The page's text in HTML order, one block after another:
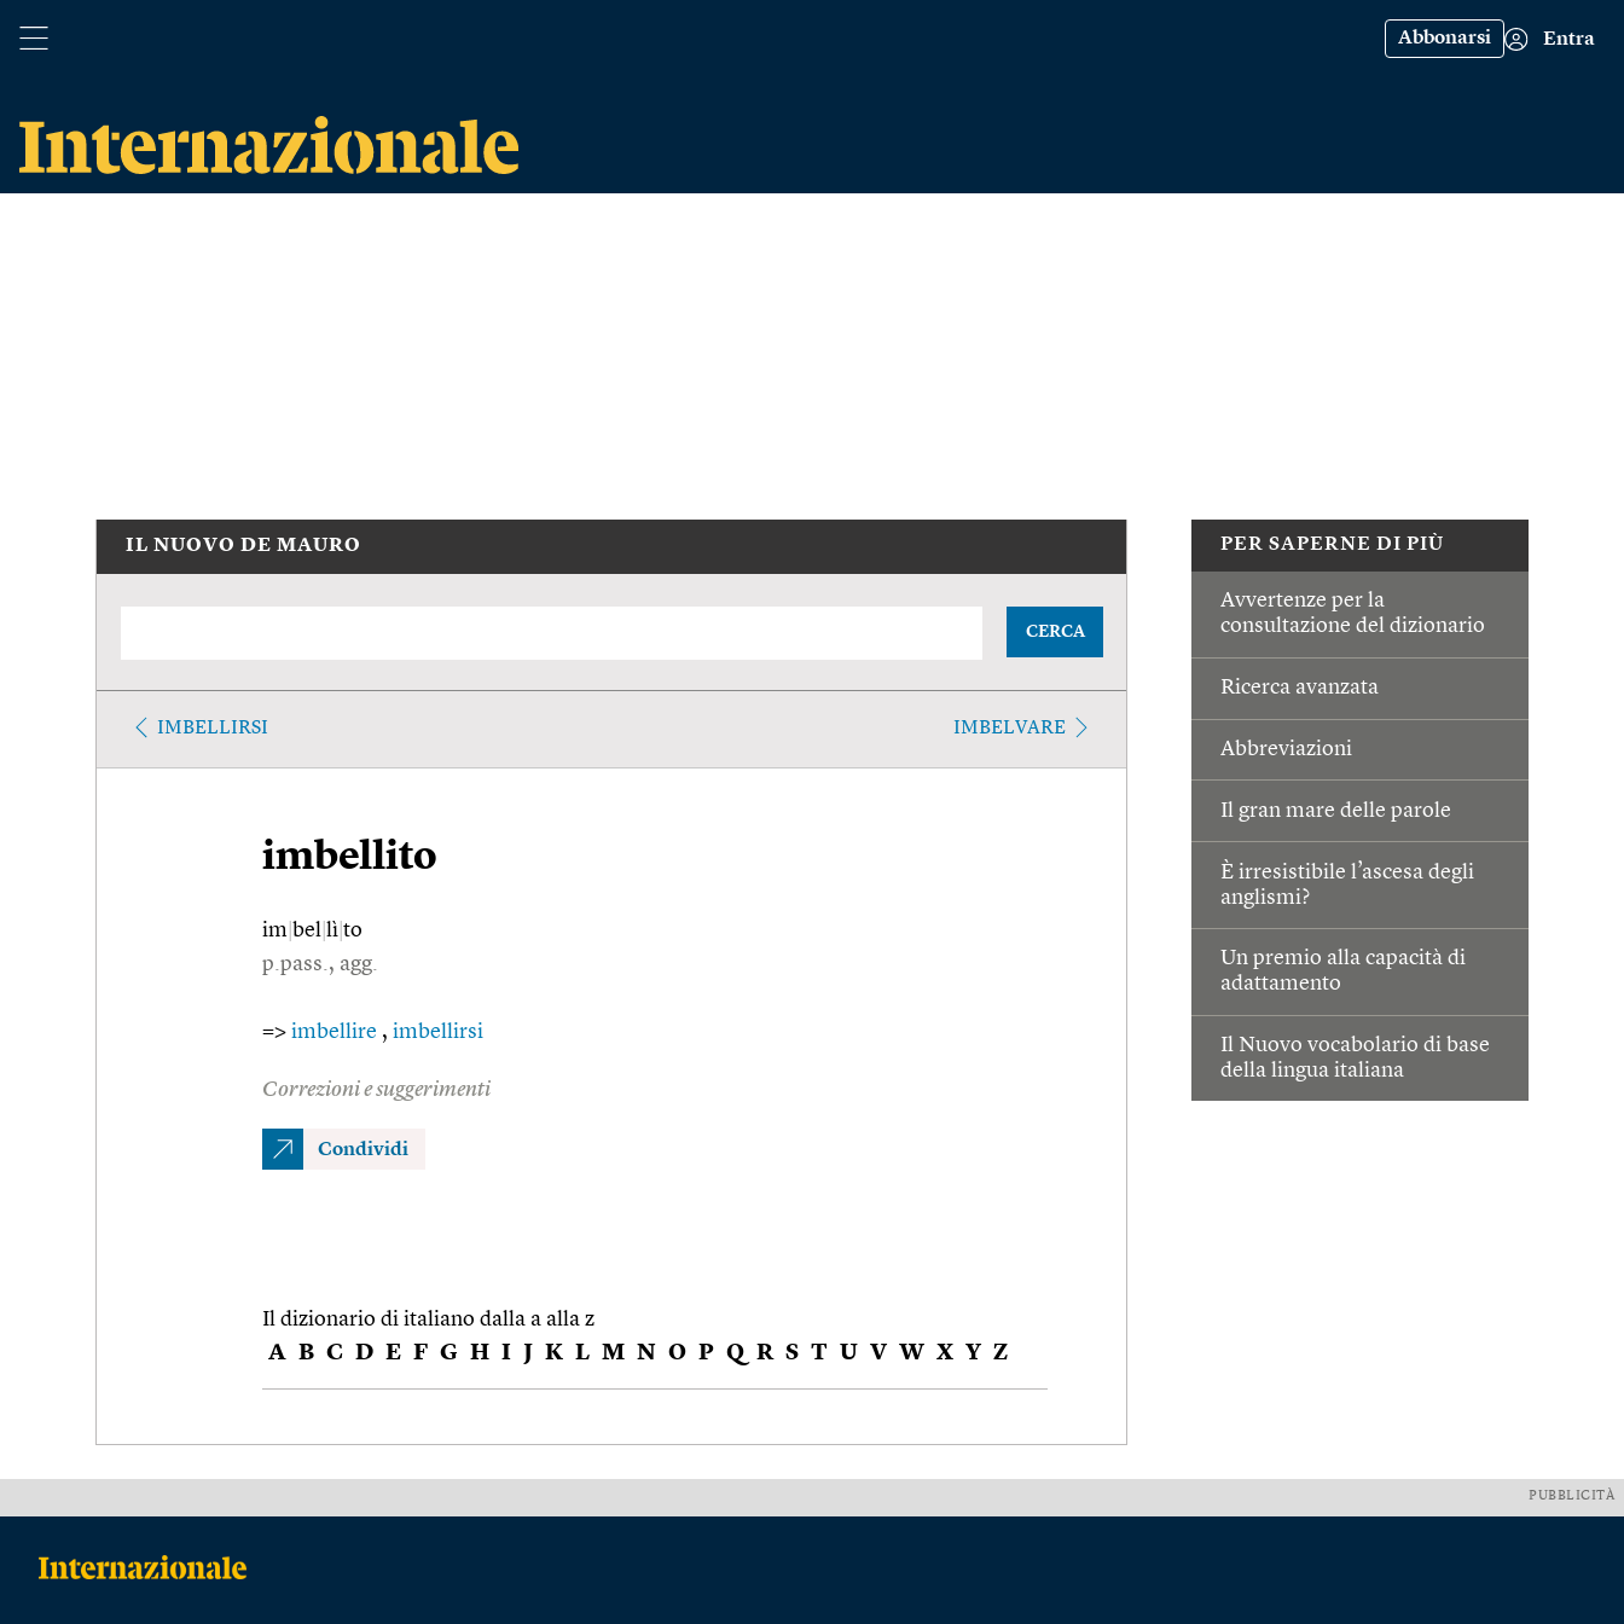
Abbonarsi Entra
PER SAPERNE DI PIÙ
Avvertenze per la
consultazione del dizionario
Ricerca avanzata
Abbreviazioni
Il gran mare delle parole
È irresistibile l’ascesa degli
anglismi?
Un premio alla capacità di
adattamento
Il Nuovo vocabolario di base
della lingua italiana
IL NUOVO DE MAURO
CERCA
IMBELLIRSI IMBELVARE
imbellito
im bel lì to
p.pass., agg.
=> imbellire , imbellirsi
Correzioni e suggerimenti
Condividi
Il dizionario di italiano dalla a alla z
A B C D E F G H I J K L M N O P Q R S T U V W X Y Z
PUBBLICITÀ